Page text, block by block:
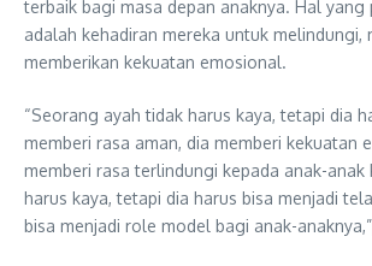
terbaik bagi masa depan anaknya. Hal yang
adalah kehadiran mereka untuk melindungi,
memberikan kekuatan emosional.
“Seorang ayah tidak harus kaya, tetapi dia
memberi rasa aman, dia memberi kekuatan
memberi rasa terlindungi kepada anak-anak
harus kaya, tetapi dia harus bisa menjadi
bisa menjadi role model bagi anak-